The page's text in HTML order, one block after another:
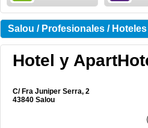
Salou / Profesionales /
Hotel y
C/ Fra Juniper Serra, 2
43840 Salou